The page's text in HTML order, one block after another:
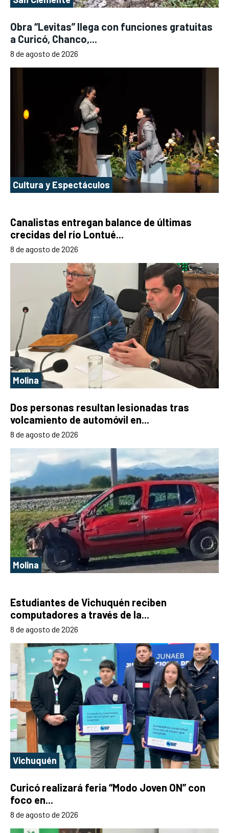
Obra “Levitas” llega con funciones gratuitas
a Curicó, Chanco,...
8 de agosto de 2026
Cultura y Espectáculos
Canalistas entregan balance de últimas
crecidas del río Lontué...
8 de agosto de 2026
Molina
Dos personas resultan lesionadas tras
volcamiento de automóvil en...
8 de agosto de 2026
Molina
Estudiantes de Vichuquén reciben
computadores a través de la...
8 de agosto de 2026
Vichuquén
Curicó realizará feria “Modo Joven ON” con
foco en...
8 de agosto de 2026